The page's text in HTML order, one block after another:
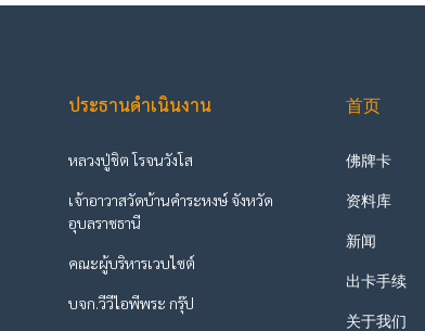
ประธานดำเนินงาน
หลวงปู่ชิต โรจนวังโส
เจ้าอาวาสวัดบ้านคำระหงษ์ จังหวัด
อุบลราชธานี
คณะผู้บริหารเวบไซต์
บจก.วีวีไอพีพระ กรุ๊ป
首页
佛牌卡
资料库
新闻
出卡手续
关于我们